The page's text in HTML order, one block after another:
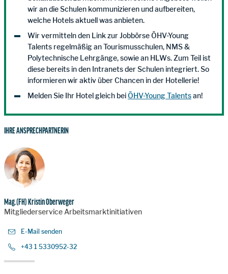
wir an die Schulen kommunizieren und aufbereiten,
welche Hotels aktuell was anbieten.
Wir vermitteln den Link zur Jobbörse ÖHV-Young
Talents regelmäßig an Tourismusschulen, NMS &
Polytechnische Lehrgänge, sowie an HLWs. Zum Teil ist
diese bereits in den Intranets der Schulen integriert. So
informieren wir aktiv über Chancen in der Hotellerie!
Melden Sie Ihr Hotel gleich beiÖHV-Young Talentsan!
IHRE ANSPRECHPARTNERIN
Mag.(FH) Kristin Oberweger
Mitgliederservice Arbeitsmarktinitiativen
E-Mail senden
+43 1 5330952-32